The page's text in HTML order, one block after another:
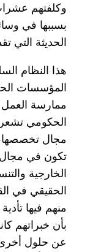
وكلفتهم
بسببها في
الحديثة التي
هذا النظام
المؤسسات
ممارسة
الحكومي تشعر
مجال
تكون في
الخارجية
الحقيقي في
منهم فيها
بأن خبراتهم
عن حلول